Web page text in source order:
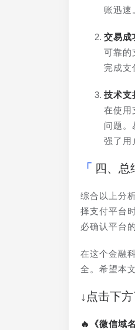
账迅速
交易成
可靠的
完成支
技术支
在使用
问题。
强了用
四、总
综合以上分
择支付平台
必确认平台
在这个金融
全。希望本
↓点击下
🔥《微信域